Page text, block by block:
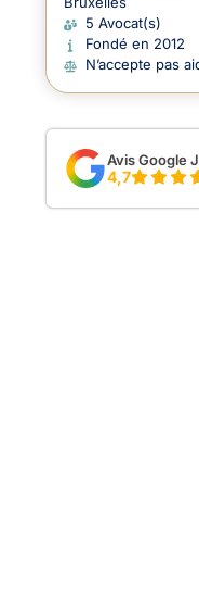
5 Avocat(s)
Fondé en 2012
N’accepte pas
Avis Google
4,7